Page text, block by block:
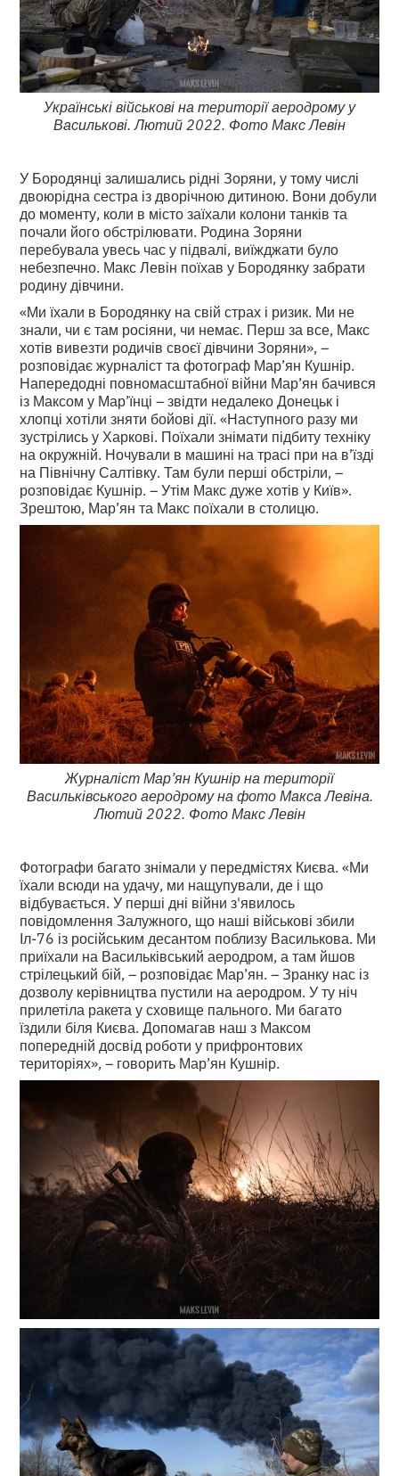
Українські військові на території аеродрому у
Василькові. Лютий 2022. Фото Макс Левін
У Бородянці залишались рідні Зоряни, у тому числі
двоюрідна сестра із дворічною дитиною. Вони добули
до моменту, коли в місто заїхали колони танків та
почали його обстрілювати. Родина Зоряни
перебувала увесь час у підвалі, виїжджати було
небезпечно. Макс Левін поїхав у Бородянку забрати
родину дівчини.
«Ми їхали в Бородянку на свій страх і ризик. Ми не
знали, чи є там росіяни, чи немає. Перш за все, Макс
хотів вивезти родичів своєї дівчини Зоряни», –
розповідає журналіст та фотограф Мар’ян Кушнір.
Напередодні повномасштабної війни Мар’ян бачився
із Максом у Мар’їнці – звідти недалеко Донецьк і
хлопці хотіли зняти бойові дії. «Наступного разу ми
зустрілись у Харкові. Поїхали знімати підбиту техніку
на окружній. Ночували в машині на трасі при на в’їзді
на Північну Салтівку. Там були перші обстріли, –
розповідає Кушнір. – Утім Макс дуже хотів у Київ».
Зрештою, Мар’ян та Макс поїхали в столицю.
Журналіст Мар’ян Кушнір на території
Васильківського аеродрому на фото Макса Левіна.
Лютий 2022. Фото Макс Левін
Фотографи багато знімали у передмістях Києва. «Ми
їхали всюди на удачу, ми нащупували, де і що
відбувається. У перші дні війни з'явилось
повідомлення Залужного, що наші військові збили
Іл-76 із російським десантом поблизу Василькова. Ми
приїхали на Васильківський аеродром, а там йшов
стрілецький бій, – розповідає Мар’ян. – Зранку нас із
дозволу керівництва пустили на аеродром. У ту ніч
прилетіла ракета у сховище пального. Ми багато
їздили біля Києва. Допомагав наш з Максом
попередній досвід роботи у прифронтових
територіях», – говорить Мар’ян Кушнір.